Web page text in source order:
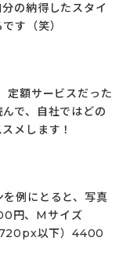
の納得したスタイ
す（笑）
定額サービスだった
で、自社ではどの
メします！
例にとると、写真
円、Mサイズ
以下）4400